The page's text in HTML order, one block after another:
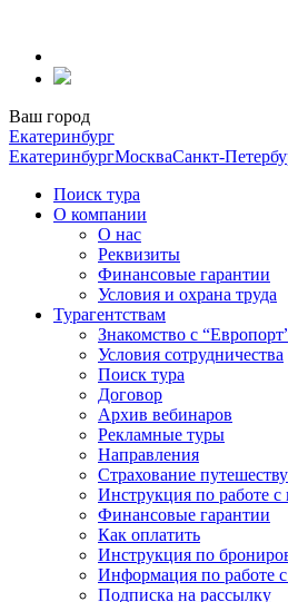
содержанию
Ваш город
Екатеринбург
ЕкатеринбургМоскваСанкт-
Поиск тура
О компании
О нас
Реквизиты
Финансовые гарантии
Условия и охрана труда
Турагентствам
Знакомство с
Условия сотрудничества
Поиск тура
Договор
Архив вебинаров
Рекламные туры
Направления
Страхование
Инструкция по работе с
Финансовые гарантии
Как оплатить
Инструкция по
Информация по работе
Подписка на рассылку